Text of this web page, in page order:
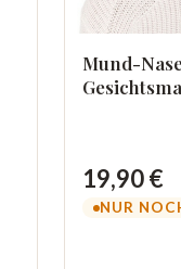
Mund-
19,90 €
NUR